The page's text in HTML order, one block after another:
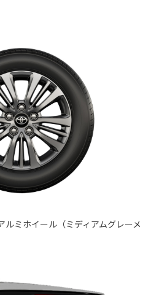
ミホイール（ミディアムグレーメ